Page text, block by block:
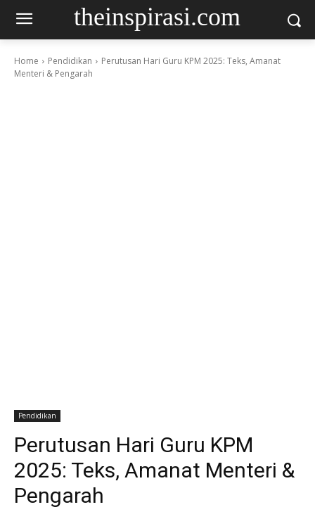
theinspirasi.com
Home Pendidikan
Perutusan Hari Guru KPM 2025: Teks, Amanat
Menteri & Pengarah
Pendidikan
Perutusan Hari Guru KPM
2025: Teks, Amanat Menteri &
Pengarah